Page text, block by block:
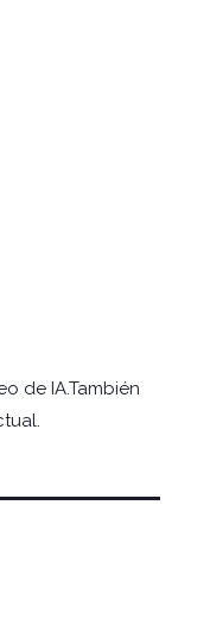
de IA.También